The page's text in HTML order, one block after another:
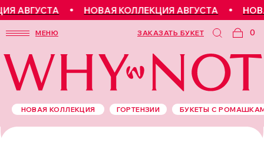
АВГУСТА НОВАЯ КОЛЛЕКЦИЯ АВГУСТА
МЕНЮ 0
ЗАКАЗАТЬ БУКЕТ
БУКЕТЫ С
НОВАЯ КОЛЛЕКЦИЯ ГОРТЕНЗИИ